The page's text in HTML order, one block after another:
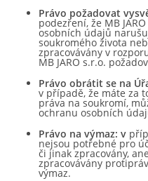
Právo požadovat
podezření, že MB
osobních údajů
soukromého života
zpracovávány v
MB JARO s.r.o.
Právo obrátit se na
v případě, že máte za
práva na soukromí,
ochranu osobních
Právo na výmaz: v
nejsou potřebné pro
či jinak zpracovány,
zpracovávány
výmaz.